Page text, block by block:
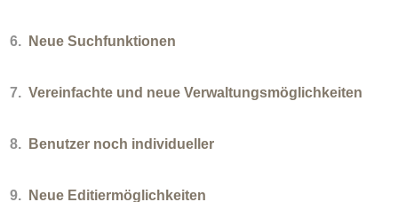
6. Neue Suchfunktionen
7. Vereinfachte und neue Verwaltungsmöglichkeiten
8. Benutzer noch individueller
9. Neue Editiermöglichkeiten